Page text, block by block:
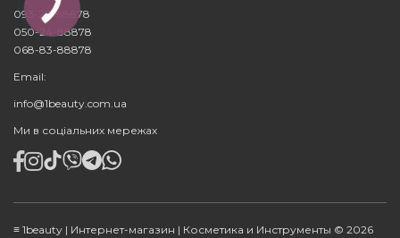
093-23-88878
050-24-88878
068-83-88878
Email:
info@1beauty.com.ua
Ми в соціальних мережах
≡ 1beauty | Интернет-магазин | Косметика и Инструменты © 2026
КНОПКА
ЗВ'ЯЗКУ